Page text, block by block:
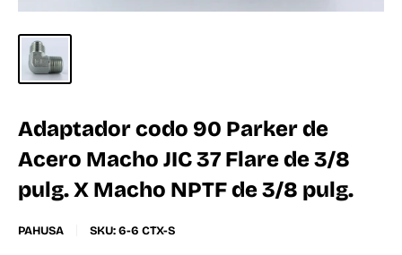
Adaptador codo 90 Parker de
Acero Macho JIC 37 Flare de 3/8
pulg. X Macho NPTF de 3/8 pulg.
PAHUSA SKU:6-6 CTX-S